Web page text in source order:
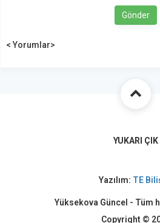
Gönder
< Yorumlar>
YUKARI ÇIK
Yazılım: TE
Yüksekova Güncel - Tüm
Copyright ©